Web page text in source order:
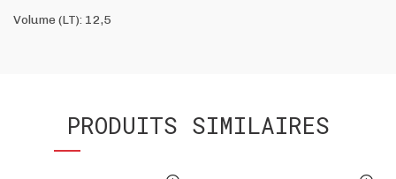
Volume (LT): 12,5
PRODUITS SIMILAIRES